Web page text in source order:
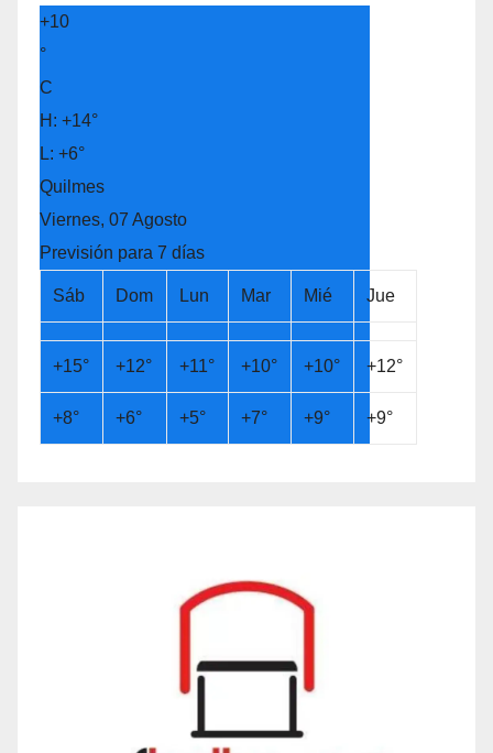
+10
°
C
H: +14°
L: +6°
Quilmes
Viernes, 07 Agosto
Previsión para 7 días
Sáb Dom Lun Mar Mié Jue
+15° +12° +11° +10° +10° +12°
+8° +6° +5° +7° +9° +9°